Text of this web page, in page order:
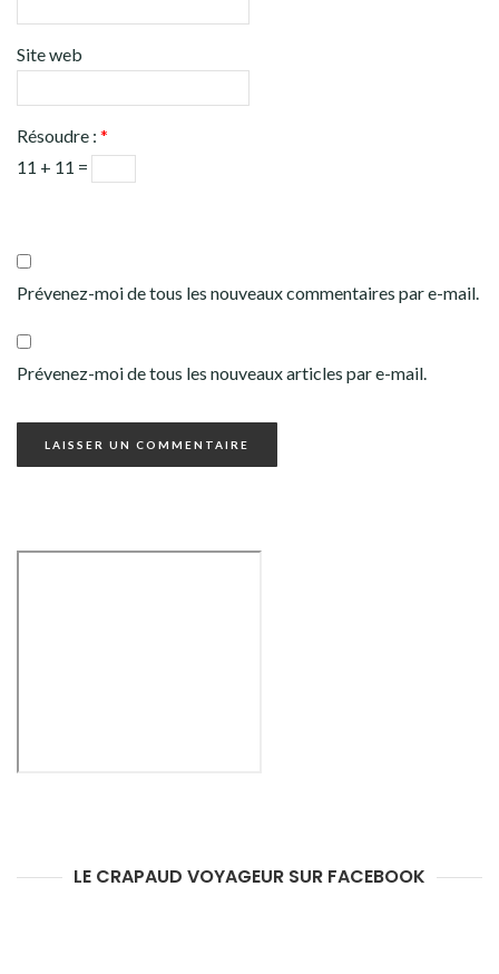
Site web
Résoudre : *
11 + 11 =
Prévenez-moi de tous les nouveaux commentaires par e-mail.
Prévenez-moi de tous les nouveaux articles par e-mail.
LE CRAPAUD VOYAGEUR SUR FACEBOOK